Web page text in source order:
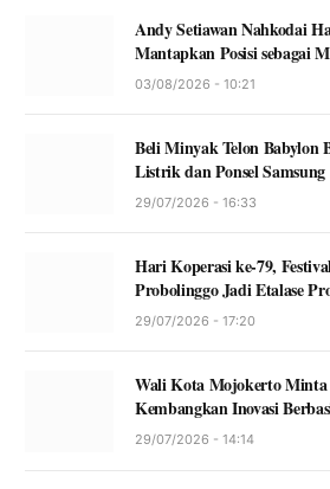
Andy Setiawan Nahkodai
Mantapkan Posisi sebagai
03/08/2026 - 10:21
Beli Minyak Telon Babylon
Listrik dan Ponsel Samsung
29/07/2026 - 16:33
Hari Koperasi ke-79,
Probolinggo Jadi Etalase
29/07/2026 - 17:20
Wali Kota Mojokerto
Kembangkan Inovasi
29/07/2026 - 14:14